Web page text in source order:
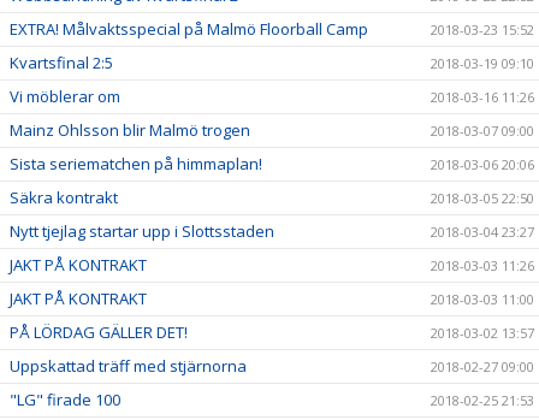
EXTRA! Målvaktsspecial på Malmö Floorball Camp 2018-03-23 15:52
Kvartsfinal 2:5 2018-03-19 09:10
Vi möblerar om 2018-03-16 11:26
Mainz Ohlsson blir Malmö trogen 2018-03-07 09:00
Sista seriematchen på himmaplan! 2018-03-06 20:06
Säkra kontrakt 2018-03-05 22:50
Nytt tjejlag startar upp i Slottsstaden 2018-03-04 23:27
JAKT PÅ KONTRAKT 2018-03-03 11:26
JAKT PÅ KONTRAKT 2018-03-03 11:00
PÅ LÖRDAG GÄLLER DET! 2018-03-02 13:57
Uppskattad träff med stjärnorna 2018-02-27 09:00
"LG" firade 100 2018-02-25 21:53